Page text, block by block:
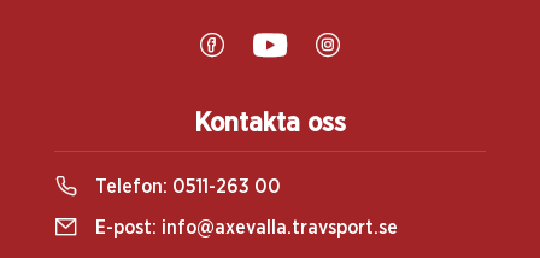
Kontakta oss
Telefon: 0511-263 00
E-post: info@axevalla.travsport.se